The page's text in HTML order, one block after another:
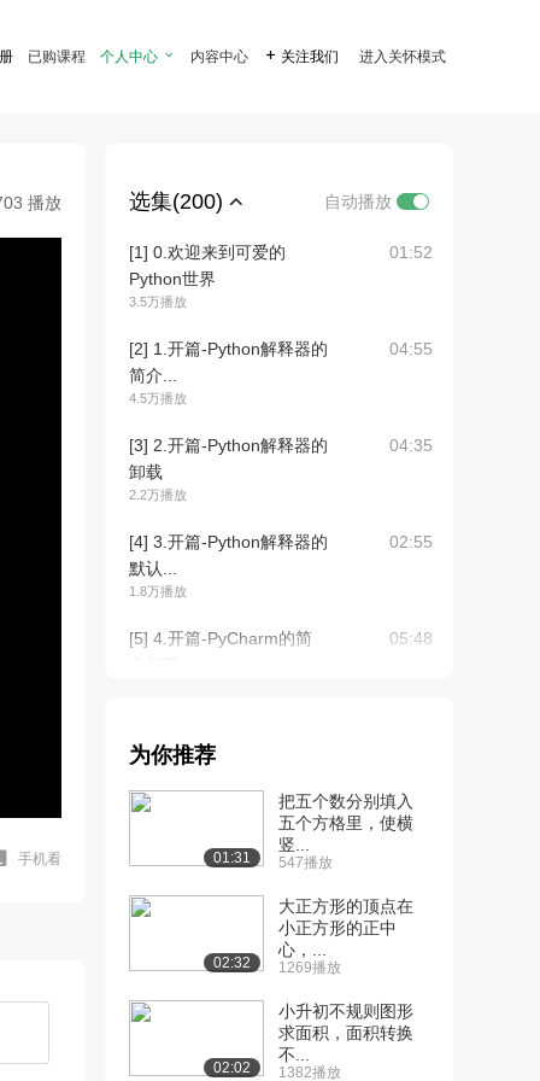
已购课程 个人中心  内容中心  关注我们 进入关怀模式
播放
手机看
选集(200) 自动播放
[1] 0.欢迎来到可爱的
Python世界
3.5万播放
01:52
[2] 1.开篇-Python解释器的
简介...
4.5万播放
04:55
[3] 2.开篇-Python解释器的
卸载
2.2万播放
04:35
[4] 3.开篇-Python解释器的
默认...
1.8万播放
02:55
[5] 4.开篇-PyCharm的简
05:48
装
[7] 6.开篇-PyCharm的使
05:55
[8] 7.开篇-PyCharm的设
01:54
[9] 8.开篇-PyCharm的卸
7611播放
01:37
为你推荐
01:31
把五个数分别填入
五个方格里，使横
竖...
547播放
02:32
大正方形的顶点在
小正方形的正中
心，...
1269播放
02:02
小升初不规则图形
求面积，面积转换
不...
1382播放